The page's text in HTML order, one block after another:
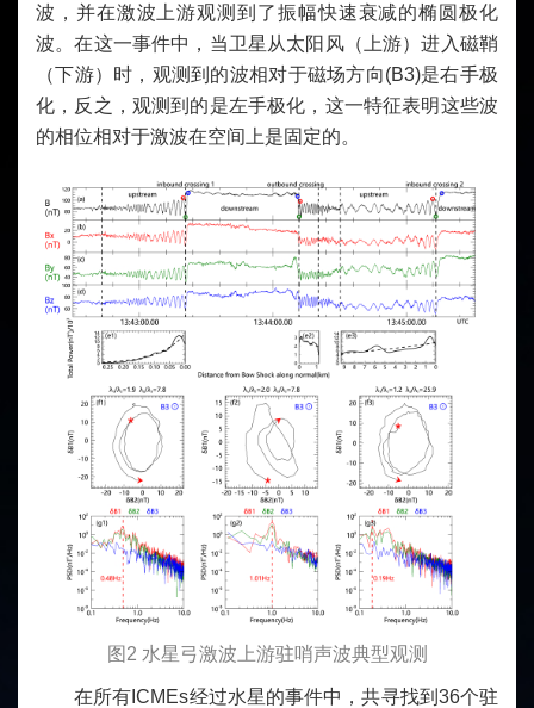
波，并在激波上游观测到了振幅快速衰减的椭圆极化
波。在这一事件中，当卫星从太阳风（上游）进入磁鞘
（下游）时，观测到的波相对于磁场方向(B3)是右手极
化，反之，观测到的是左手极化，这一特征表明这些波
的相位相对于激波在空间上是固定的。
图2 水星弓激波上游驻哨声波典型观测
在所有ICMEs经过水星的事件中，共寻找到36个驻